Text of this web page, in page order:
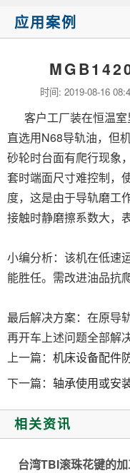
应用案例
时间: 2019-08-16
客户工厂装在恒温室
直选用N68导轨油，但
砂轮时台面有爬行现象
套时端面尺寸难控制，
度，这是由于导轨磨工
接触时静磨擦系数大，
小编分析：该机在低速
能胜任。需改进油品抗
最后解决方案：在原导
再开车上述问题全部解决
上一篇： 机床设备配件
下一篇： 轴承使用或安
相关资讯
台湾TBI滚珠花键的加